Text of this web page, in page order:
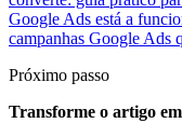
Google Ads está a
campanhas Google Ads
Próximo passo
Transforme o artigo